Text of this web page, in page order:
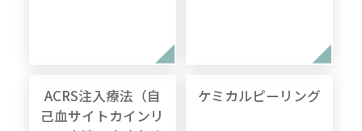
ACRS注入療法（自
己血サイトカインリ
ケミカルピーリング